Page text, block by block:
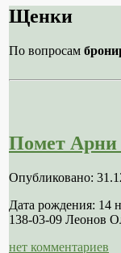
Щенки
По вопросам
Помет Арни
Опубликовано:
Дата рождения: 14
138-03-09 Леонов
нет комментариев